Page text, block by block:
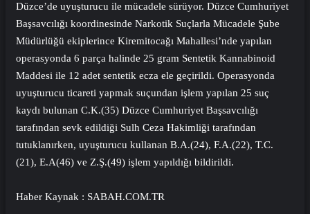
Düzce’de uyuşturucu ile mücadele sürüyor. Düzce Cumhuriyet
Başsavcılığı koordinesinde Narkotik Suçlarla Mücadele Şube
Müdürlüğü ekiplerince Kiremitocağı Mahallesi’nde yapılan
operasyonda 6 parça halinde 25 gram Sentetik Kannabinoid
Maddesi ile 12 adet sentetik ecza ele geçirildi. Operasyonda
uyuşturucu ticareti yapmak suçundan işlem yapılan 25 suç
kaydı bulunan C.K.(35) Düzce Cumhuriyet Başsavcılığı
tarafından sevk edildiği Sulh Ceza Hakimliği tarafından
tutuklanırken, uyuşturucu kullanan B.A.(24), F.A.(22), T.C.
(21), E.A(46) ve Z.Ş.(49) işlem yapıldığı bildirildi.
Haber Kaynak : SABAH.COM.TR